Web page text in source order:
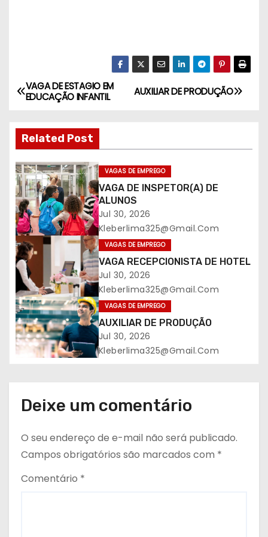
N
v
e
g
a
ç
ã
o
d
e
o
t
AUXILIAR DE PRODUÇÃO
VAGA DE ESTAGIO EM
EDUCAÇÃO INFANTIL
Related Post
VAGAS DE EMPREGO
VAGA DE INSPETOR(A) DE
ALUNOS
Jul 30, 2026
Kleberlima325@gmail.com
VAGAS DE EMPREGO
VAGA RECEPCIONISTA DE HOTEL
Jul 30, 2026
Kleberlima325@gmail.com
VAGAS DE EMPREGO
AUXILIAR DE PRODUÇÃO
Jul 30, 2026
Kleberlima325@gmail.com
Deixe um comentário
O seu endereço de e-mail não será publicado.
Campos obrigatórios são marcados com *
Comentário *